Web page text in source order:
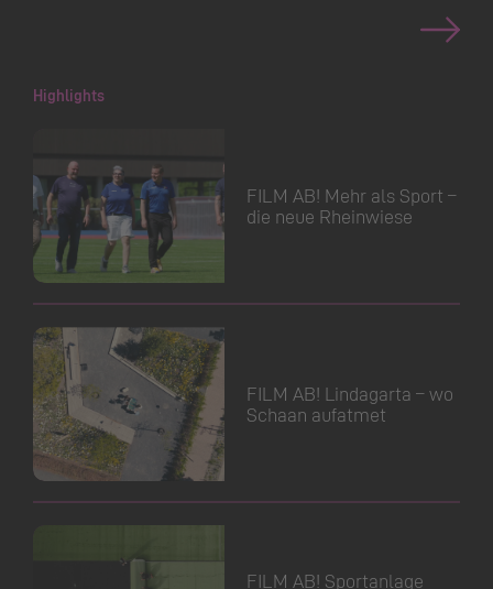
Highlights
FILM AB! Mehr als Sport –
die neue Rheinwiese
FILM AB! Lindagarta – wo
Schaan aufatmet
FILM AB! Sportanlage